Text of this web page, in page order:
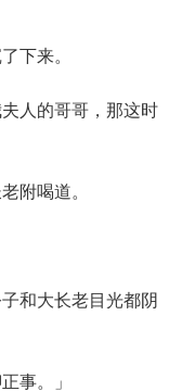
下来。
人的哥哥，那这时
附喝道。
和大长老目光都阴
事。」